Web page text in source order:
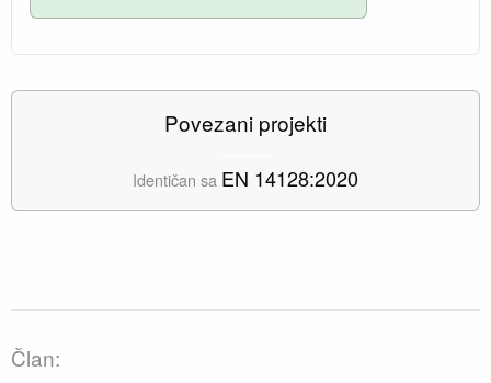
Povezani projekti
Identičan sa EN 14128:2020
Član: